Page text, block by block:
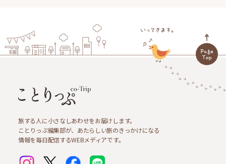
旅する人に小さなしあわせをお届けします。
ことりっぷ編集部が、あたらしい旅のきっかけになる
情報を毎日配信するWEBメディアです。